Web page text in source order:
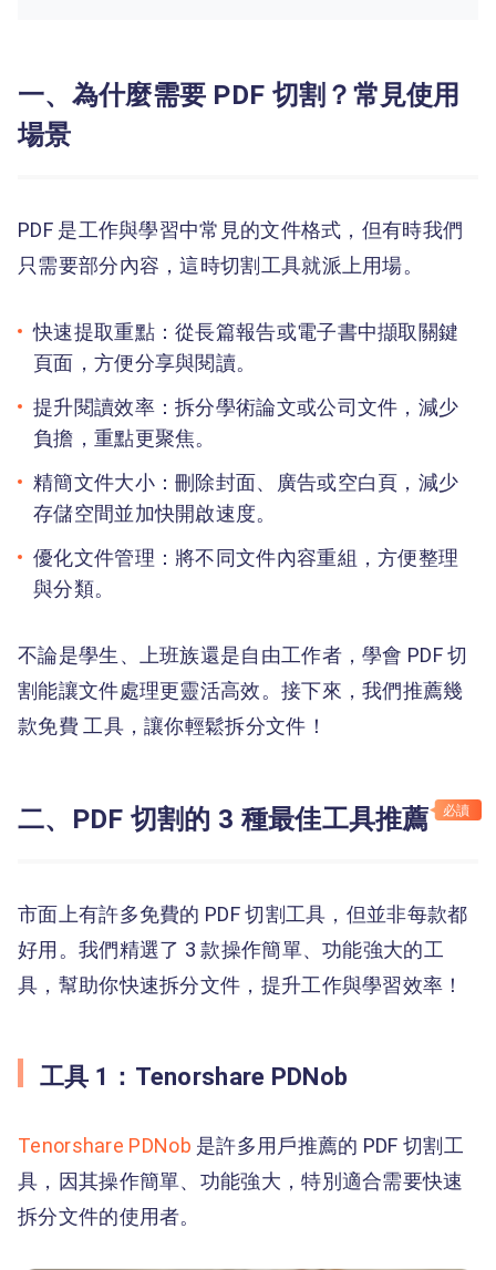
一、為什麼需要 PDF 切割？常見使用
場景
PDF 是工作與學習中常見的文件格式，但有時我們
只需要部分內容，這時切割工具就派上用場。
快速提取重點：從長篇報告或電子書中擷取關鍵
頁面，方便分享與閱讀。
提升閱讀效率：拆分學術論文或公司文件，減少
負擔，重點更聚焦。
精簡文件大小：刪除封面、廣告或空白頁，減少
存儲空間並加快開啟速度。
優化文件管理：將不同文件內容重組，方便整理
與分類。
不論是學生、上班族還是自由工作者，學會 PDF 切
割能讓文件處理更靈活高效。接下來，我們推薦幾
款免費 工具，讓你輕鬆拆分文件！
二、PDF 切割的 3 種最佳工具推薦 必讀
市面上有許多免費的 PDF 切割工具，但並非每款都
好用。我們精選了 3 款操作簡單、功能強大的工
具，幫助你快速拆分文件，提升工作與學習效率！
工具 1：Tenorshare PDNob
Tenorshare PDNob 是許多用戶推薦的 PDF 切割工
具，因其操作簡單、功能強大，特別適合需要快速
拆分文件的使用者。